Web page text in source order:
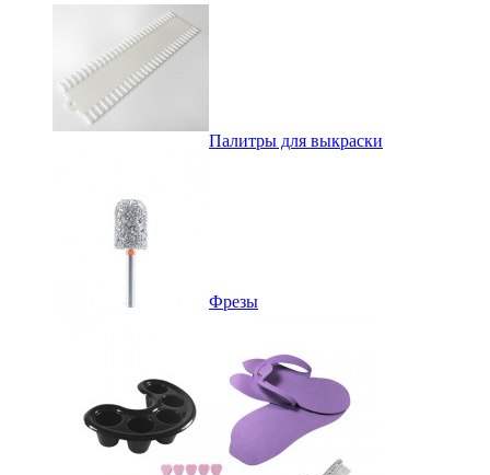
Палитры для выкраски
Фрезы